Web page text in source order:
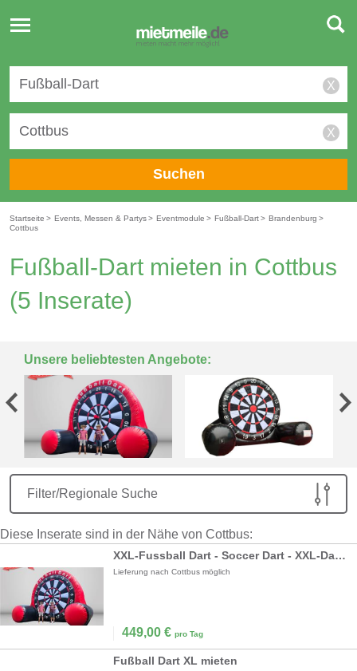
Toggle
navigation
X
X
Suchen
Startseite > Events, Messen & Partys> Eventmodule > Fußball-Dart> Brandenburg >
Cottbus
Fußball-Dart mieten in Cottbus
(5 Inserate)
Unsere beliebtesten Angebote:
Filter/Regionale Suche
Diese Inserate sind in der Nähe von Cottbus:
XXL-Fussball Dart - Soccer Dart - XXL-Dartscheibe *5m hoch*
Lieferung nach Cottbus möglich
449,00 € pro Tag
Fußball Dart XL mieten